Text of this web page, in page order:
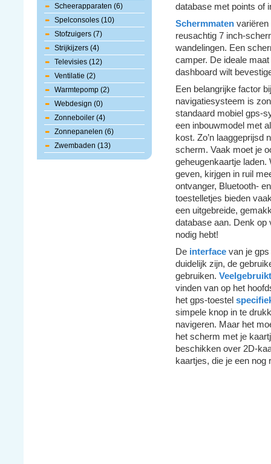
Scheerapparaten (6)
Spelconsoles (10)
Stofzuigers (7)
Strijkijzers (4)
Televisies (12)
Ventilatie (2)
Warmtepomp (2)
Webdesign (0)
Zonneboiler (4)
Zonnepanelen (6)
Zwembaden (13)
database met points of
Schermmaten variëren
reusachtig 7 inch-
wandelingen. Een
camper. De ideale
dashboard wilt
Een belangrijke factor
navigatiesysteem is
standaard mobiel gps-
een inbouwmodel met
kost. Zo’n laaggeprijsd
scherm. Vaak moet je
geheugenkaartje laden.
geven, kirjgen in ruil
ontvanger, Bluetooth-
toestelletjes bieden
een uitgebreide,
database aan. Denk op
nodig hebt!
De interface van je
duidelijk zijn, de
gebruiken.
vinden van op het
het gps-toestel
simpele knop in te
navigeren. Maar het
het scherm met je
beschikken over 2D-
kaartjes, die je een nog